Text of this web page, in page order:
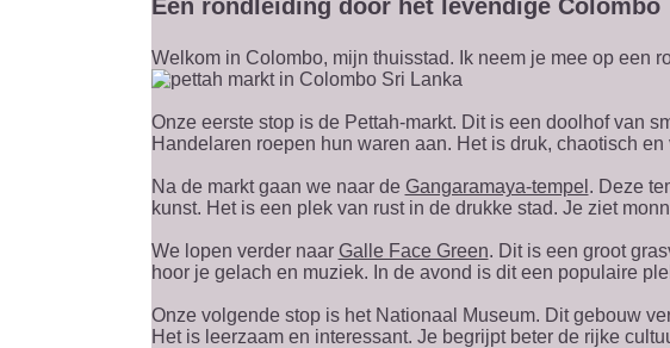
Een rondleiding door het levendige Colombo
Welkom in Colombo, mijn thuisstad. Ik neem je mee op een
Onze eerste stop is de Pettah-markt. Dit is een doolhof van
Handelaren roepen hun waren aan. Het is druk, chaotisch
Na de markt gaan we naar de Gangaramaya-tempel . Deze
kunst. Het is een plek van rust in de drukke stad. Je ziet
We lopen verder naar Galle Face Green. Dit is een groot
hoor je gelach en muziek. In de avond is dit een populaire
Onze volgende stop is het Nationaal Museum. Dit gebouw
Het is leerzaam en interessant. Je begrijpt beter de rijke